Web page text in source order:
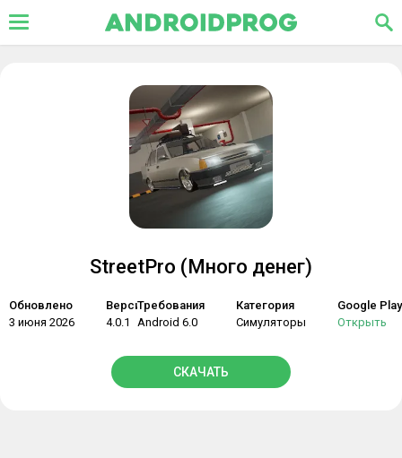
StreetPro (Много денег)
Обновлено
3 июня 2026
Версия
4.0.1
Требования
Android 6.0
Категория
Симуляторы
Google Play
Открыть
СКАЧАТЬ